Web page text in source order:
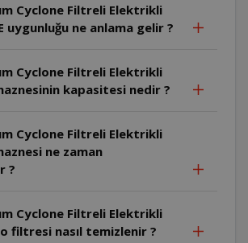
Cyclone Filtreli Elektrikli
uygunluğu ne anlama gelir ?
Cyclone Filtreli Elektrikli
kapasitesi nedir ?
Cyclone Filtreli Elektrikli
ne zaman
?
Cyclone Filtreli Elektrikli
filtresi nasıl temizlenir ?